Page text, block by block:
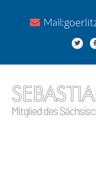
Mail: